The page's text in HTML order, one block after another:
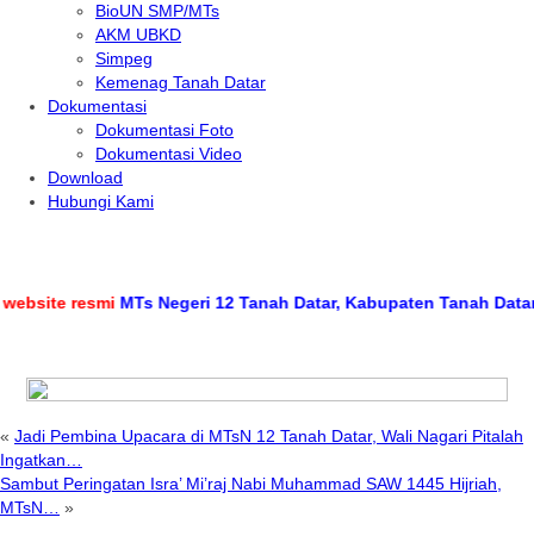
BioUN SMP/MTs
AKM UBKD
Simpeg
Kemenag Tanah Datar
Dokumentasi
Dokumentasi Foto
Dokumentasi Video
Download
Hubungi Kami
resmi MTs Negeri 12 Tanah Datar, Kabupaten Tanah Datar,
« Jadi Pembina Upacara di MTsN 12 Tanah Datar, Wali Nagari Pitalah
Ingatkan…
Sambut Peringatan Isra’ Mi’raj Nabi Muhammad SAW 1445 Hijriah,
MTsN…
»